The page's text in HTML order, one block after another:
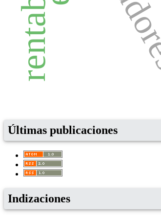
Últimas publicaciones
Indizaciones